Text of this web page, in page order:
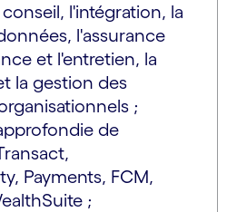
l'intégration, la
l'assurance
et l'entretien, la
la gestion des
;
de
Payments, FCM,
;